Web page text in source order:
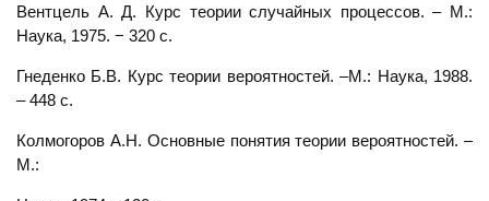
Вентцель А. Д. Курс теории случайных процессов. – М.:
Наука, 1975. − 320 с.
Гнеденко Б.В. Курс теории вероятностей. –М.: Наука, 1988.
– 448 с.
Колмогоров А.Н. Основные понятия теории вероятностей. –
М.: